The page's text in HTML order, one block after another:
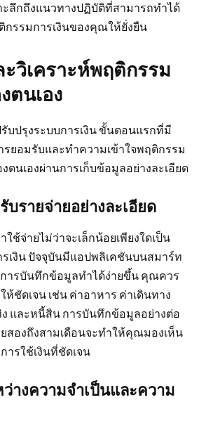
ลึกถึงแนวทางปฏิบัติที่สามารถทำได้
กรรมการเงินของคุณให้ยั่งยืน
วิเคราะห์พฤติกรรม
ตนเอง
บปรุงระบบการเงิน ขั้นตอนแรกที่มี
ยอมรับและทำความเข้าใจพฤติกรรม
ตนเองผ่านการเก็บข้อมูลอย่างละเอียด
รายจ่ายอย่างละเอียด
ช้จ่ายไม่ว่าจะเล็กน้อยเพียงใดเป็น
เงิน ปัจจุบันมีแอปพลิเคชันบนสมาร์ท
ารบันทึกข้อมูลทำได้ง่ายขึ้น คุณควร
ห้ชัดเจน เช่น ค่าอาหาร ค่าเดินทาง
และหนี้สิน การบันทึกข้อมูลอย่างต่อ
ยสองถึงสามเดือนจะทำให้คุณมองเห็น
รใช้เงินที่ชัดเจน
างความจำเป็นและความ